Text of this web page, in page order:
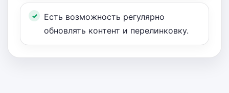
Есть возможность регулярно
обновлять контент и перелинковку.